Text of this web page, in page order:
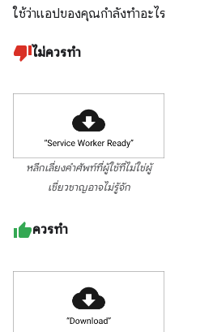
ใช้ว่าแอปของคุณกำลังทำอะไร
ไม่ควรทำ
หลีกเลี่ยงคำศัพท์ที่ผู้ใช้ที่ไม่ใช่ผู้
เชี่ยวชาญอาจไม่รู้จัก
ควรทำ